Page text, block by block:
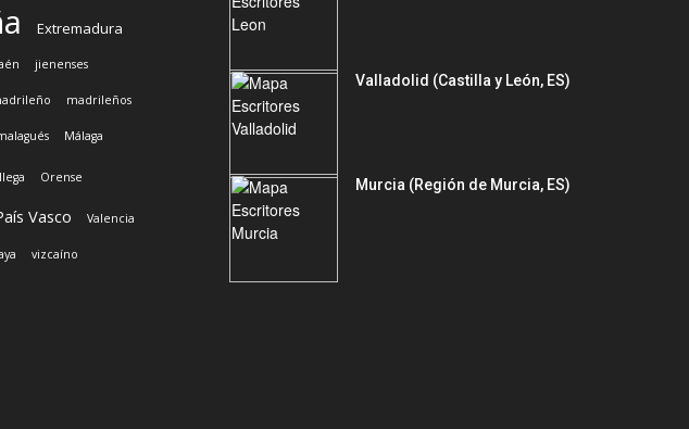
Extremadura
jienenses
madrileños
Málaga
Orense
Vasco Valencia
vizcaíno
Valladolid (Castilla y León, ES)
Murcia (Región de Murcia, ES)